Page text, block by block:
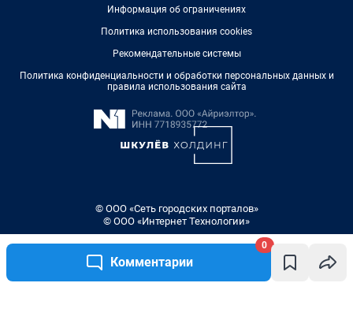
Комментарии
0
Информация об ограничениях
Политика использования cookies
Рекомендательные системы
Политика конфиденциальности и обработки персональных данных и
правила использования сайта
© ООО «Сеть городских порталов»
© ООО «Интернет Технологии»